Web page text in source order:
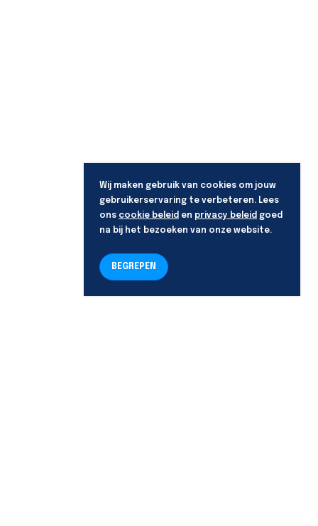
Wij maken gebruik van cookies om jouw
gebruikerservaring te verbeteren. Lees
ons cookie beleid en privacy beleid goed
na bij het bezoeken van onze website.
BEGREPEN